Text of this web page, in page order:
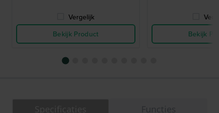
Vergelijk
Bekijk Product
Bekijk